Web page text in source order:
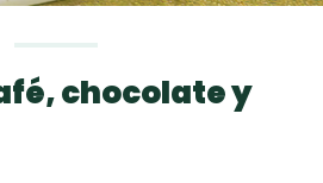
Galletas con
chocolate y